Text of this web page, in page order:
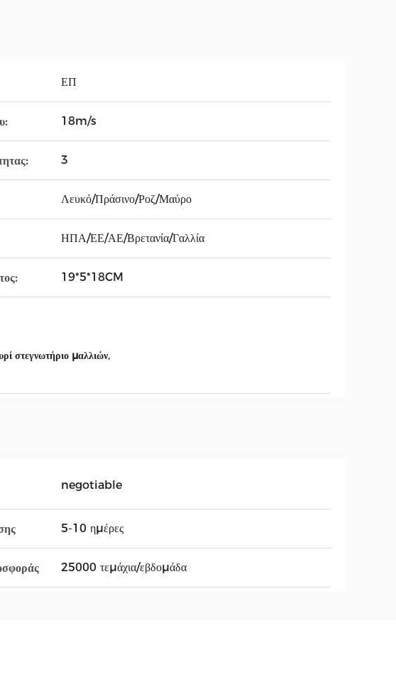
ΕΠ
18m/s
3
Λευκό/Πράσινο/Ροζ/Μαύρο
ΗΠΑ/ΕΕ/ΑΕ/Βρετανία/Γαλλία
19*5*18CM
στεγνωτήριο μαλλιών,
negotiable
5-10 ημέρες
25000 τεμάχια/εβδομάδα